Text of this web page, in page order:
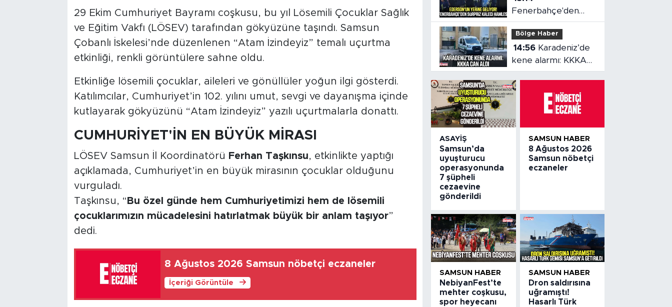
29 Ekim Cumhuriyet Bayramı coşkusu, bu yıl Lösemili Çocuklar Sağlık
ve Eğitim Vakfı (LÖSEV) tarafından gökyüzüne taşındı. Samsun
Çobanlı İskelesi’nde düzenlenen “Atam İzindeyiz” temalı uçurtma
etkinliği, renkli görüntülere sahne oldu.
Etkinliğe lösemili çocuklar, aileleri ve gönüllüler yoğun ilgi gösterdi.
Katılımcılar, Cumhuriyet’in 102. yılını umut, sevgi ve dayanışma içinde
kutlayarak gökyüzünü “Atam İzindeyiz” yazılı uçurtmalarla donattı.
CUMHURİYET'İN EN BÜYÜK MİRASI
LÖSEV Samsun İl Koordinatörü Ferhan Taşkınsu, etkinlikte yaptığı
açıklamada, Cumhuriyet’in en büyük mirasının çocuklar olduğunu
vurguladı.
Taşkınsu, “ Bu özel günde hem Cumhuriyetimizi hem de lösemili
çocuklarımızın mücadelesini hatırlatmak büyük bir anlam taşıyor”
dedi.
8 Ağustos 2026 Samsun nöbetçi eczaneler
İçeriği Görüntüle
Fenerbahçe'den
sürpriz kaleci
hamlesi
Bölge Haber
14:56
kene alarmı: KKKA
can aldı
ASAYIŞ
Samsun’da
uyuşturucu
operasyonunda
7 şüpheli
cezaevine
gönderildi
SAMSUN HABER
8 Ağustos 2026
Samsun nöbetçi
eczaneler
SAMSUN HABER
NebiyanFest’te
mehter coşkusu,
spor heyecanı
SAMSUN HABER
Dron saldırısına
uğramıştı!
Hasarlı Türk